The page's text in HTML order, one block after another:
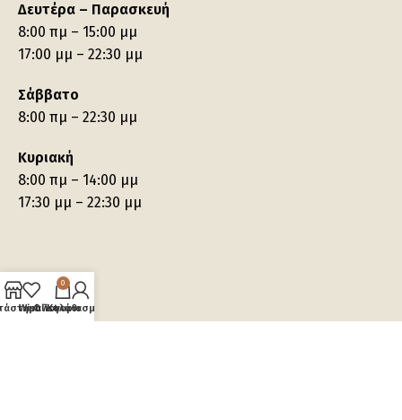
Δευτέρα – Παρασκευή
8:00 πμ – 15:00 μμ
17:00 μμ – 22:30 μμ
Σάββατο
8:00 πμ – 22:30 μμ
Κυριακή
8:00 πμ – 14:00 μμ
17:30 μμ – 22:30 μμ
Wishlist
0
Καλάθι
Ο λογαριασμός μου